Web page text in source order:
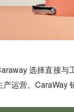
选择直接与
产运营。CaraWay